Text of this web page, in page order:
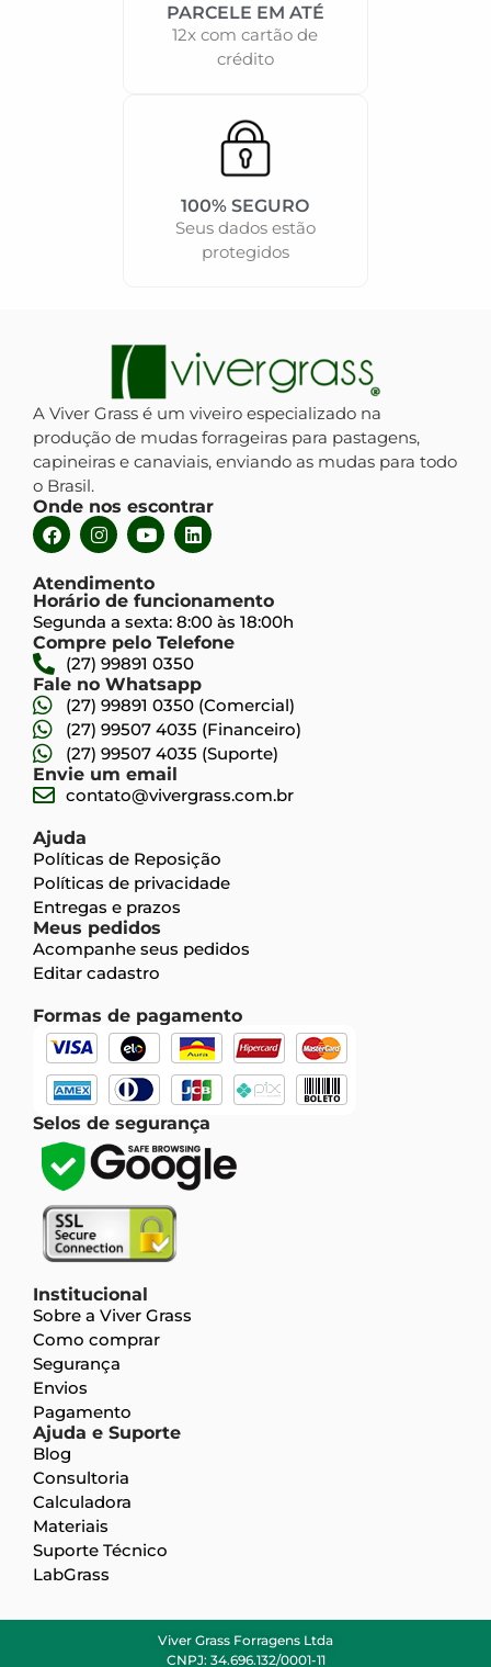
PARCELE EM ATÉ
12x com cartão de
crédito
100% SEGURO
Seus dados estão
protegidos
A Viver Grass é um viveiro especializado na
produção de mudas forrageiras para pastagens,
capineiras e canaviais, enviando as mudas para todo
o Brasil.
Onde nos escontrar
Atendimento
Horário de funcionamento
Segunda a sexta: 8:00 às 18:00h
Compre pelo Telefone
(27) 99891 0350
Fale no Whatsapp
(27) 99891 0350 (Comercial)
(27) 99507 4035 (Financeiro)
(27) 99507 4035 (Suporte)
Envie um email
contato@vivergrass.com.br
Ajuda
Políticas de Reposição
Políticas de privacidade
Entregas e prazos
Meus pedidos
Acompanhe seus pedidos
Editar cadastro
Formas de pagamento
Selos de segurança
Institucional
Sobre a Viver Grass
Como comprar
Segurança
Envios
Pagamento
Ajuda e Suporte
Blog
Consultoria
Calculadora
Materiais
Suporte Técnico
LabGrass
Viver Grass Forragens Ltda
CNPJ: 34.696.132/0001-11